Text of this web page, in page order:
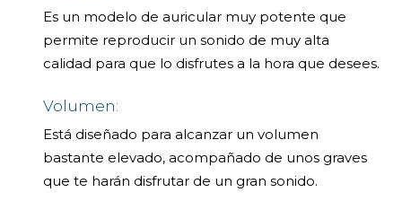
Es un modelo de auricular muy potente que
permite reproducir un sonido de muy alta
calidad para que lo disfrutes a la hora que desees.
Volumen:
Está diseñado para alcanzar un volumen
bastante elevado, acompañado de unos graves
que te harán disfrutar de un gran sonido.